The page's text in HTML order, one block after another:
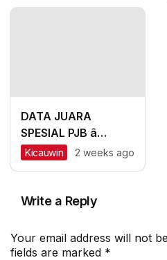
Lexus dan Labubu
DATA JUARA
SPESIAL PJB â
SURABAYA: Sapu
Kicauwin 2 weeks ago
Write a Reply
Your email address will not
fields are marked *